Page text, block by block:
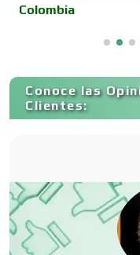
Cancelería
Carpinterías
Colombia
Conoce las
Clientes: